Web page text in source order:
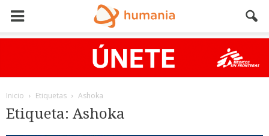
Inicio Etiquetas Ashoka
Etiqueta: Ashoka